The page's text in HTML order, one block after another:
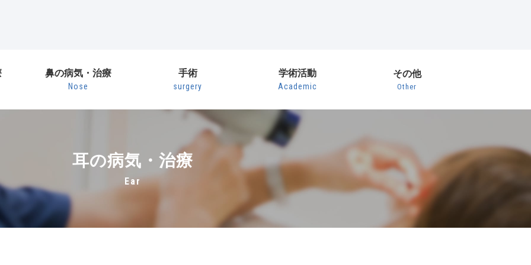
鼻の病気・治療
Nose
手術
surgery
学術活動
Academic
その他
Other
耳の病気・治療
ear